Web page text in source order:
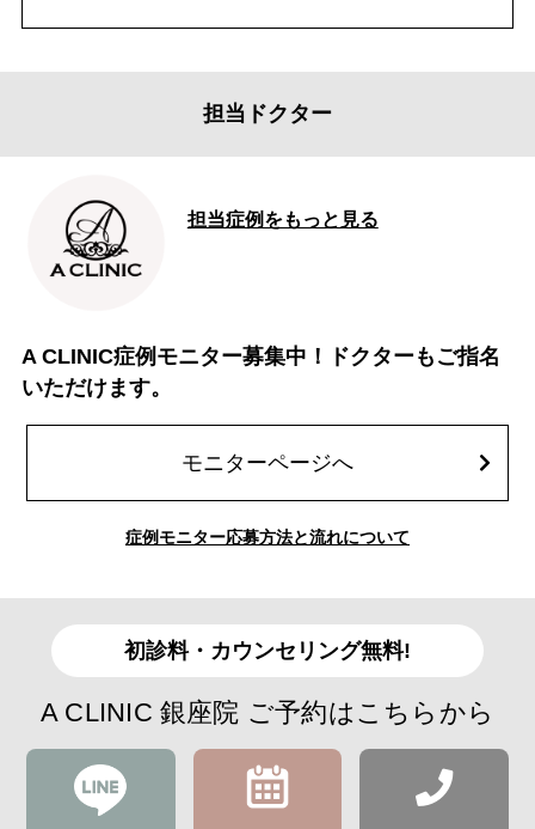
担当ドクター
担当症例をもっと見る
A CLINIC症例モニター募集中！ドクターもご指名
いただけます。
モニターページへ
症例モニター応募方法と流れについて
初診料・カウンセリング無料!
A CLINIC 銀座院 ご予約はこちらから